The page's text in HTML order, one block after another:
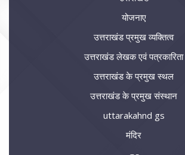
योजनाए
उत्तराखंड प्रमुख व्यक्तित्व
उत्तराखंड लेखक एवं पत्रकारिता
उत्तराखंड के प्रमुख स्थल
उत्तराखंड के प्रमुख संस्थान
uttarakahnd gs
मंदिर